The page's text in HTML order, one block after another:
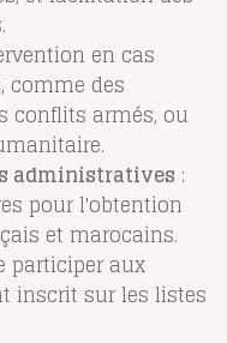
en cas
comme des
conflits armés, ou
administratives :
pour l'obtention
et marocains.
participer aux
inscrit sur les listes